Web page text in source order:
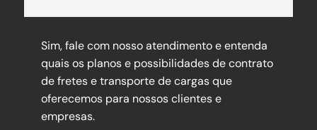
Sim, fale com nosso atendimento e entenda
quais os planos e possibilidades de contrato
de fretes e transporte de cargas que
oferecemos para nossos clientes e
empresas.